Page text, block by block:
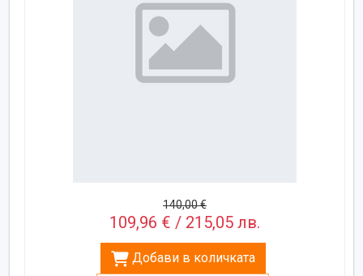
140,00 €
109,96 € / 215,05 лв.
Добави в количката